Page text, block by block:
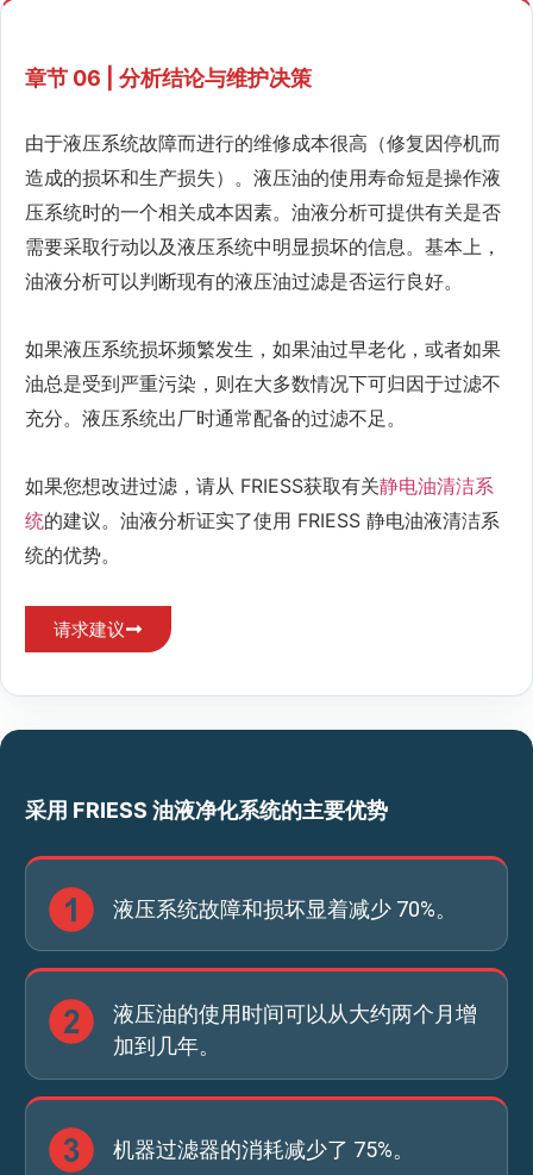
章节 06 | 分析结论与维护决策
由于液压系统故障而进行的维修成本很高（修复因停机而
造成的损坏和生产损失）。液压油的使用寿命短是操作液
压系统时的一个相关成本因素。油液分析可提供有关是否
需要采取行动以及液压系统中明显损坏的信息。基本上，
油液分析可以判断现有的液压油过滤是否运行良好。
如果液压系统损坏频繁发生，如果油过早老化，或者如果
油总是受到严重污染，则在大多数情况下可归因于过滤不
充分。液压系统出厂时通常配备的过滤不足。
如果您想改进过滤，请从 FRIESS获取有关静电油清洁系
统的建议。油液分析证实了使用 FRIESS 静电油液清洁系
统的优势。
请求建议
采用 FRIESS 油液净化系统的主要优势
液压系统故障和损坏显着减少 70%。
液压油的使用时间可以从大约两个月增
加到几年。
机器过滤器的消耗减少了 75%。